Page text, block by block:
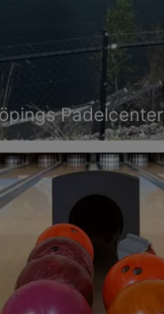
Padelcenter